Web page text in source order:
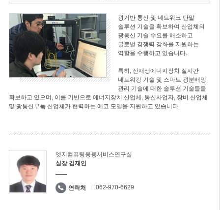
광기반 통신 및 네트워크 단말
솔루션 기술을 확보하여 산업체의
광통신 기술 수요를 해소하고
글로벌 경쟁력 강화를 지원하는
역할을 수행하고 있습니다.
특히, 신재생에너지장치 실시간
네트워킹 기술 및 스마트 광분배망
관리 기술에 대한 솔루션 기술들을
확보하고 있으며, 이를 기반으로 에너지장치 산업체, 통신사업자, 장비 산업체
및 광통신부품 산업체가 협력하는 에코 모델을 지원하고 있습니다.
엣지컴퓨팅응용서비스연구실
실장 김재인
연락처 062-970-6629